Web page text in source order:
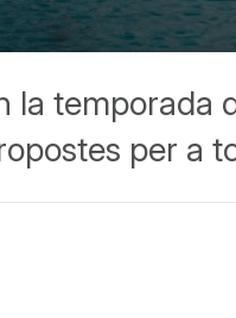
temporada
per a